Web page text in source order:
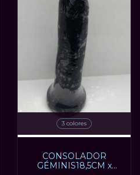
3 colores
CONSOLADOR
GÉMINIS18,5CM x